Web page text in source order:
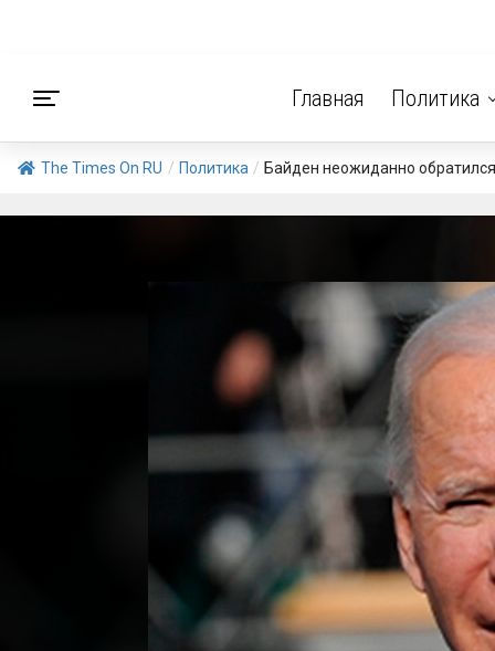
Главная Политика
The Times On RU / Политика / Байден неожиданно